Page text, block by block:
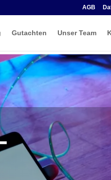
AGB
Gutachten Unser Team